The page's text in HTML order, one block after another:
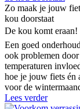
Zo maak je jouw
kou doorstaat
De kou komt
Een goed
ook problemen
temperaturen
hoe je jouw fiets
voor de
Lees verder